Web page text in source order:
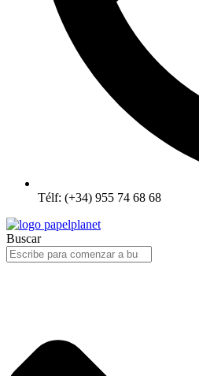
Télf: (+34) 955 74 68 68
Buscar